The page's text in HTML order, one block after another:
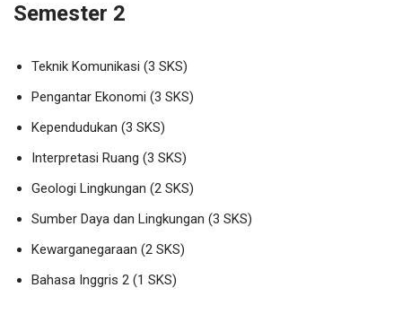
Semester 2
Teknik Komunikasi (3 SKS)
Pengantar Ekonomi (3 SKS)
Kependudukan (3 SKS)
Interpretasi Ruang (3 SKS)
Geologi Lingkungan (2 SKS)
Sumber Daya dan Lingkungan (3 SKS)
Kewarganegaraan (2 SKS)
Bahasa Inggris 2 (1 SKS)